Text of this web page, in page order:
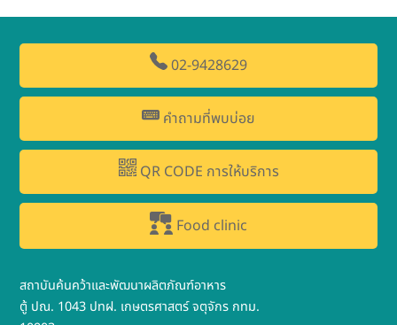
02-9428629
คำถามที่พบบ่อย
QR CODE การให้บริการ
Food clinic
สถาบันค้นคว้าและพัฒนาผลิตภัณฑ์อาหาร
ตู้ ปณ. 1043 ปทฝ. เกษตรศาสตร์ จตุจักร กทม.